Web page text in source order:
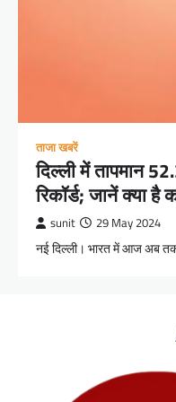
ताजा खबरें
दिल्ली में तापमान
रिकॉर्ड; जानें क्या है
sunit 29 May 2024
नई दिल्ली। भारत में आज अब